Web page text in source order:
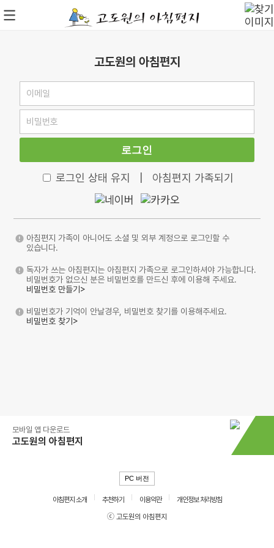
고도원의 아침편지
로그인
로그인 상태 유지 아침편지 가족되기
아침편지 가족이 아니어도 소셜 및 외부 계정으로 로그인할 수
있습니다.
독자가 쓰는 아침편지는 아침편지 가족으로 로그인하셔야 가능합니다.
비밀번호가 없으신 분은 비밀번호를 만드신 후에 이용해 주세요.
비밀번호 만들기>
비밀번호가 기억이 안날경우, 비밀번호 찾기를 이용해주세요.
비밀번호 찾기>
모바일 앱 다운로드
고도원의 아침편지
PC 버전
아침편지 소개 추천하기 이용약관
개인정보 처리방침
ⓒ 고도원의 아침편지